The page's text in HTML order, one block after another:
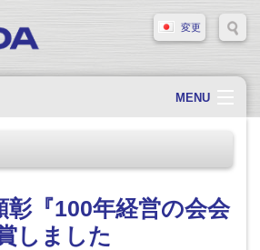
変更
MENU
彰『100年経営の会会
しました